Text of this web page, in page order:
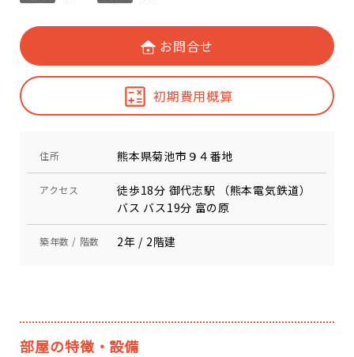
お問合せ
初期費用概算
住所 熊本県菊池市９４番地
アクセス
徒歩18分 御代志駅 （熊本電気鉄道）
バス バス19分 富の原
築年数 / 階数 2年 / 2階建
部屋の特徴・設備